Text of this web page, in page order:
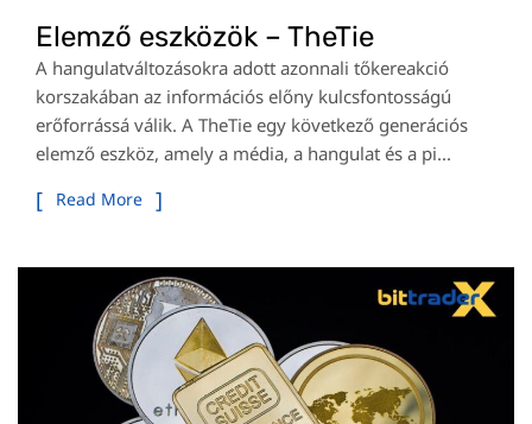
Elemző eszközök – TheTie
A hangulatváltozásokra adott azonnali tőkereakció
korszakában az információs előny kulcsfontosságú
erőforrássá válik. A TheTie egy következő generációs
elemző eszköz, amely a média, a hangulat és a pi...
Read More